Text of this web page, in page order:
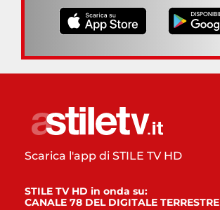
Scarica l'app di STILE TV HD
STILE TV HD in onda su:
CANALE 78 DEL DIGITALE TERRESTRE